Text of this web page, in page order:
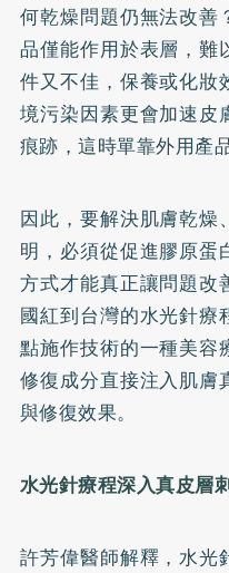
何乾燥問題仍無法改善
品僅能作用於表層，難
件又不佳，保養或化妝
境污染因素更會加速皮
痕跡，這時單靠外用產
因此，要解決肌膚乾燥
明，必須從促進膠原蛋
方式才能真正讓問題改
國紅到台灣的水光針療
點施作技術的一種美容
修復成分直接注入肌膚
與修復效果。
水光針療程深入真皮層
許芳偉醫師解釋，水光